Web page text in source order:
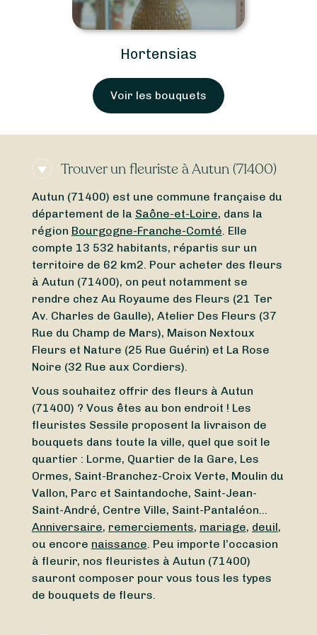
Hortensias
Voir les bouquets
Trouver un fleuriste à Autun (71400)
Autun (71400) est une commune française du
département de la Saône-et-Loire, dans la
région Bourgogne-Franche-Comté. Elle
compte 13 532 habitants, répartis sur un
territoire de 62 km2. Pour acheter des fleurs
à Autun (71400), on peut notamment se
rendre chez Au Royaume des Fleurs (21 Ter
Av. Charles de Gaulle), Atelier Des Fleurs (37
Rue du Champ de Mars), Maison Nextoux
Fleurs et Nature (25 Rue Guérin) et La Rose
Noire (32 Rue aux Cordiers).
Vous souhaitez offrir des fleurs à Autun
(71400) ? Vous êtes au bon endroit ! Les
fleuristes Sessile proposent la livraison de
bouquets dans toute la ville, quel que soit le
quartier : Lorme, Quartier de la Gare, Les
Ormes, Saint-Branchez-Croix Verte, Moulin du
Vallon, Parc et Saintandoche, Saint-Jean-
Saint-André, Centre Ville, Saint-Pantaléon…
Anniversaire, remerciements, mariage, deuil,
ou encore naissance. Peu importe l’occasion
à fleurir, nos fleuristes à Autun (71400)
sauront composer pour vous tous les types
de bouquets de fleurs.